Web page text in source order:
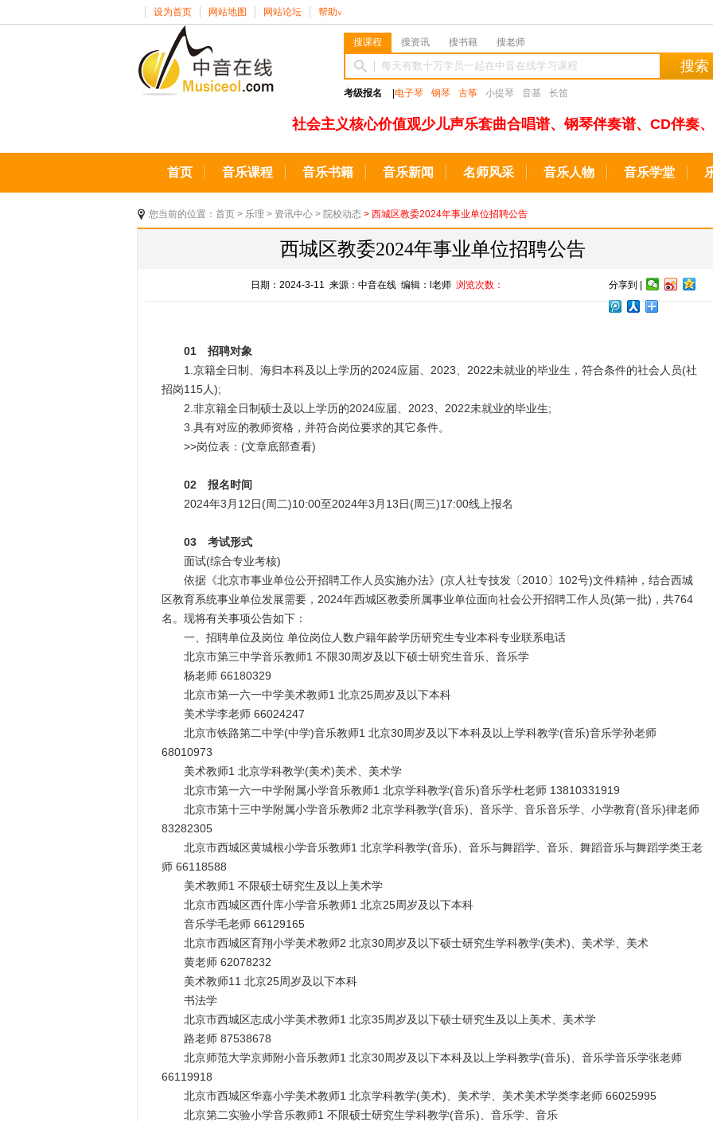
设为首页 网站地图 网站论坛 帮助 ∨
搜课程 搜资讯 搜书籍 搜老师
搜索
考级报名 电子琴 钢琴 古筝 小提琴 音基 长笛
社会主义核心价值观少儿声乐套曲合唱谱、钢琴伴奏谱、CD伴奏
首页 音乐课程 音乐书籍 音乐新闻 名师风采 音乐人物 音乐学堂
您当前的位置： 首页 > 乐理 > 资讯中心 > 院校动态 > 西城区教委2024年事业单位招聘公告
西城区教委2024年事业单位招聘公告
分享到 |
日期：2024-3-11 来源：中音在线 编辑：l老师 浏览次数：
01 招聘对象
1.京籍全日制、海归本科及以上学历的2024应届、2023、2022未就业的毕业生，符合条件的社会人员(社
招岗115人);
2.非京籍全日制硕士及以上学历的2024应届、2023、2022未就业的毕业生;
3.具有对应的教师资格，并符合岗位要求的其它条件。
>>岗位表：(文章底部查看)
02 报名时间
2024年3月12日(周二)10:00至2024年3月13日(周三)17:00线上报名
03 考试形式
面试(综合专业考核)
依据《北京市事业单位公开招聘工作人员实施办法》(京人社专技发〔2010〕102号)文件精神，结合西城
区教育系统事业单位发展需要，2024年西城区教委所属事业单位面向社会公开招聘工作人员(第一批)，共764
名。现将有关事项公告如下：
一、招聘单位及岗位 单位岗位人数户籍年龄学历研究生专业本科专业联系电话
北京市第三中学音乐教师1 不限30周岁及以下硕士研究生音乐、音乐学
杨老师 66180329
北京市第一六一中学美术教师1 北京25周岁及以下本科
美术学李老师 66024247
北京市铁路第二中学(中学)音乐教师1 北京30周岁及以下本科及以上学科教学(音乐)音乐学孙老师
68010973
美术教师1 北京学科教学(美术)美术、美术学
北京市第一六一中学附属小学音乐教师1 北京学科教学(音乐)音乐学杜老师 13810331919
北京市第十三中学附属小学音乐教师2 北京学科教学(音乐)、音乐学、音乐音乐学、小学教育(音乐)律老师
83282305
北京市西城区黄城根小学音乐教师1 北京学科教学(音乐)、音乐与舞蹈学、音乐、舞蹈音乐与舞蹈学类王老
师 66118588
美术教师1 不限硕士研究生及以上美术学
北京市西城区西什库小学音乐教师1 北京25周岁及以下本科
音乐学毛老师 66129165
北京市西城区育翔小学美术教师2 北京30周岁及以下硕士研究生学科教学(美术)、美术学、美术
黄老师 62078232
美术教师11 北京25周岁及以下本科
书法学
北京市西城区志成小学美术教师1 北京35周岁及以下硕士研究生及以上美术、美术学
路老师 87538678
北京师范大学京师附小音乐教师1 北京30周岁及以下本科及以上学科教学(音乐)、音乐学音乐学张老师
66119918
北京市西城区华嘉小学美术教师1 北京学科教学(美术)、美术学、美术美术学类李老师 66025995
北京第二实验小学音乐教师1 不限硕士研究生学科教学(音乐)、音乐学、音乐